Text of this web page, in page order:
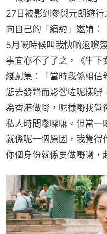
27日被影到參與元朗遊
向自己的「續約」邀請：
5月嘅時候叫我快啲返嚟
事宜亦不了了之，《牛下
綫劇集：「當時我係相信
態去發聲而影響咗呢樣嘢
為香港做嘢，呢樣嘢我覺
私人時間嚟㗎嘛。但當一
就係呢一個原因，我覺得
你個身份就係要做嘢喇，